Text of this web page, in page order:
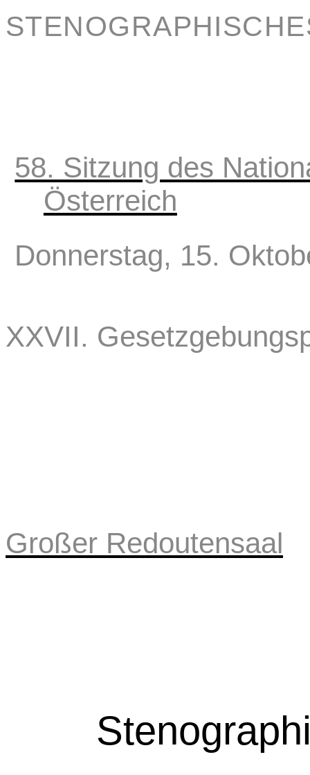
58. Sitzung des
Österreich
Donnerstag, 15.
XXVII.
Großer Redoutensaal